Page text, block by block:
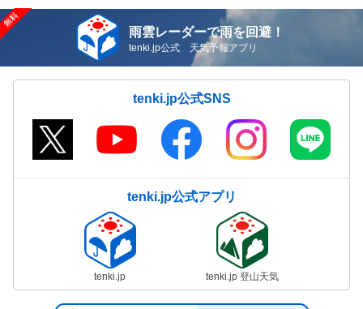
雨雲レーダーで雨を回避！
tenki.jp公式 天気予報アプリ
tenki.jp公式SNS
tenki.jp公式アプリ
tenki.jp tenki.jp 登山天気